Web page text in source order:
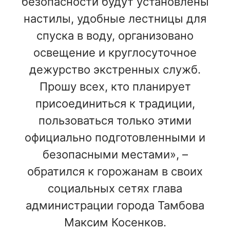
настилы, удобные лестницы для
спуска в воду, организовано
освещение и круглосуточное
дежурство экстренных служб.
Прошу всех, кто планирует
присоединиться к традиции,
пользоваться только этими
официально подготовленными и
безопасными местами», –
обратился к горожанам в своих
социальных сетях глава
администрации города Тамбова
Максим Косенков.